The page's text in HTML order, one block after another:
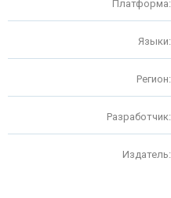
Платформа:
Языки:
Регион:
Разработчик:
Издатель: